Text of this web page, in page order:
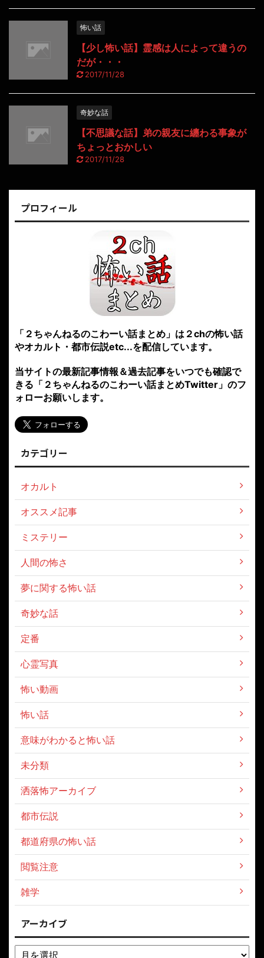
怖い話
【少し怖い話】霊感は人によって違うの
だが・・・
2017/11/28
奇妙な話
【不思議な話】弟の親友に纏わる事象が
ちょっとおかしい
2017/11/28
プロフィール
「２ちゃんねるのこわーい話まとめ」は２chの怖い話
やオカルト・都市伝説etc...を配信しています。
当サイトの最新記事情報＆過去記事をいつでも確認で
きる「２ちゃんねるのこわーい話まとめTwitter」のフ
ォローお願いします。
カテゴリー
オカルト
オススメ記事
ミステリー
人間の怖さ
夢に関する怖い話
奇妙な話
定番
心霊写真
怖い動画
怖い話
意味がわかると怖い話
未分類
洒落怖アーカイブ
都市伝説
都道府県の怖い話
閲覧注意
雑学
アーカイブ